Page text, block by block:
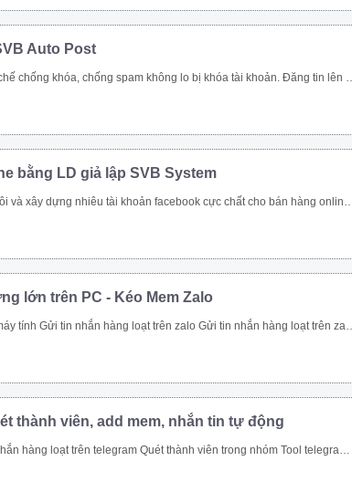
Auto Post
toán spam của Facebook Tiếp cận khách hàng tiềm năng nhanh chóng Dễ dàng chăm sóc khách hàng, tiết kiệm thời gian hiệu quả Quản lí bài viết dễ dàng, thông minh Nhanh chóng đưa thông tin đến khách hàng trên nhiều kênh như group, fanpage, profile Là giải pháp marketing, quảng cáo, đăng tin bán hàng hoàn toàn tự động và chuyên nghiệp
bằng LD giả lập SVB System
biệt Đăng bài, comment tự động lên các hội nhóm Quản lí bạn bè tự động Tự động tham gia nhóm Thiết lập tương tác nick tự động Seeding video livestream bán hàng online Tăng view, tăng mắt xem, comment, chia sẻ livestream Nhắn tin đến khách hàng tiềm năng tự động
lớn trên PC - Kéo Mem Zalo
Kết bạn zalo tự động số lượng lớn Phần mềm quản lý zalo còn giúp bạn tiếp cận hàng triệu khách hàng trên nền tảng nhanh chóng. Kết bạn zalo hàng loạt là tính năng giúp bạn thực hiện mục tiêu này. Với tính năng kết bạn zalo này, bạn có thể Kết bạn zalo theo danh sách SĐT có sẵn. Kết bạn zalo hàng loạt theo thành viên nhóm Tăng thành viên nhóm zalo nhanh chóng Mời bạn bè tham gia nhóm zalo theo danh sách bạn bè. Mời bạn bè tham gia nhóm zalo theo số điện thoại có sẵn.
thành viên, add mem, nhắn tin tự động
loạt trên telegram Quét thành viên trong nhóm Tool telegram join nhóm tự động